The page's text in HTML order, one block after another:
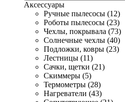
Аксессуары
Ручные пылесосы (12)
Роботы пылесосы (23)
Чехлы, покрывала (73)
Солнечные чехлы (40)
Подложки, ковры (23)
Лестницы (11)
Сачки, щетки (21)
Скиммеры (5)
Термометры (28)
Нагреватели (43)